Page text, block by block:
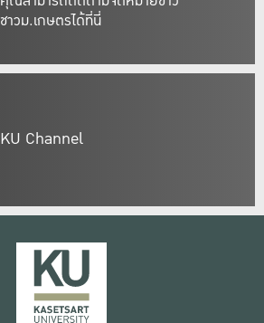
ชาวม.เกษตรได้ที่นี่
KU Channel